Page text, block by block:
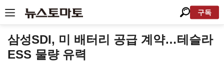
구독
삼성SDI, 미 배터리 공급 계약…테슬라
ESS 물량 유력